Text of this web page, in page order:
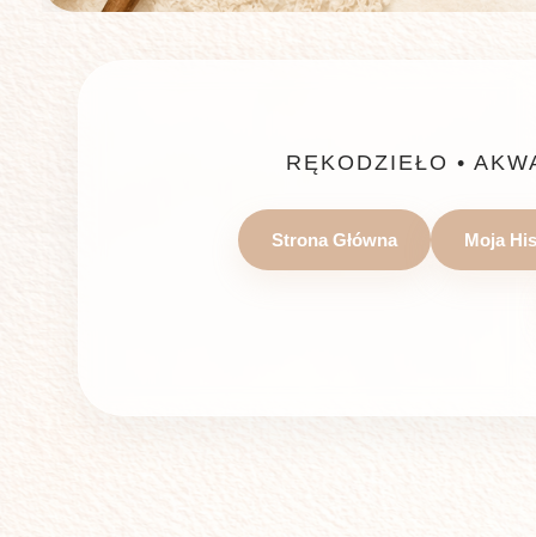
RĘKODZIEŁO •
Strona Główna Moja